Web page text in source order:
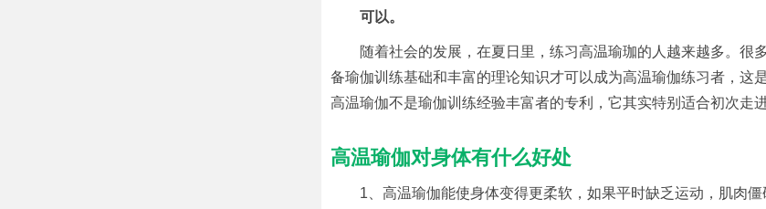
可以。
随着社会的发展，在夏日里，练习高温瑜珈的人越来越多。很
备瑜伽训练基础和丰富的理论知识才可以成为高温瑜伽练习者，这
高温瑜伽不是瑜伽训练经验丰富者的专利，它其实特别适合初次走
高温瑜伽对身体有什么好处
1、高温瑜伽能使身体变得更柔软，如果平时缺乏运动，肌肉